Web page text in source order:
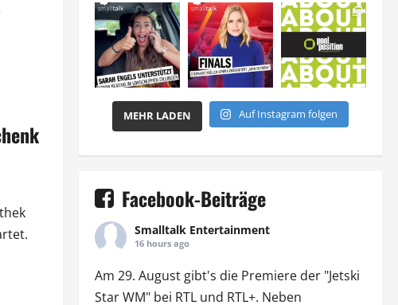
MEHR LADEN Auf Instagram folgen
Facebook-Beiträge
Smalltalk Entertainment
16 hours ago
Am 29. August gibt's die Premiere der "Jetski
Star WM" bei RTLund RTL+. Neben